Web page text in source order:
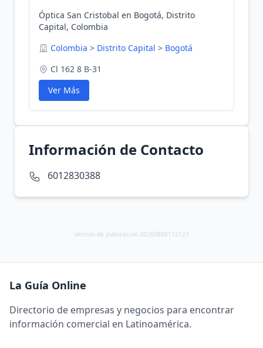
Óptica San Cristobal en Bogotá, Distrito
Capital, Colombia
Colombia > Distrito Capital > Bogotá
Cl 162 8 B-31
Ver Más
Información de Contacto
6012830388
versión de publicación 20260808112127
La Guía Online
Directorio de empresas y negocios para encontrar
información comercial en Latinoamérica.